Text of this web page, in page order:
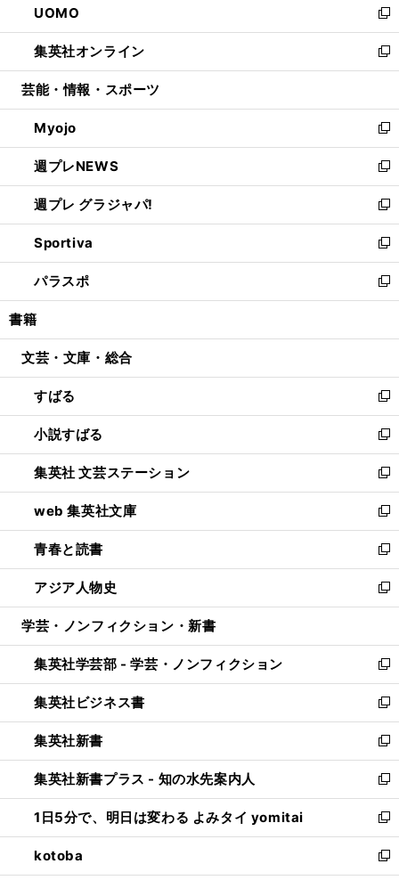
く
で
開
く
ド
ウ
で
開
ィ
ン
ド
ウ
開
く
い
ウ
ィ
ン
ウ
で
開
く
UOMO
新
し
い
ウ
ン
ド
ウ
で
開
く
集英社オンライン
新
し
ウ
ィ
ン
ド
ウ
で
開
く
芸能・情報・スポーツ
Myojo
新
し
い
ウ
ィ
ン
ド
ウ
で
開
週プレNEWS
新
し
い
ウ
ィ
ン
ド
ウ
開
週プレ グラジャパ!
新
し
い
ウ
ィ
ン
ウ
開
く
Sportiva
新
し
い
ウ
ン
ウ
で
開
く
パラスポ
新
し
ウ
ン
ド
ウ
で
開
く
書籍
文芸・文庫・総合
すばる
新
し
い
ウ
ィ
ン
ド
ウ
で
開
く
小説すばる
新
し
い
ウ
ィ
ン
ド
ウ
で
開
集英社 文芸ステーション
新
し
い
ウ
ィ
ン
ド
ウ
開
く
web 集英社文庫
新
し
い
ウ
ィ
ン
ウ
で
開
く
青春と読書
新
し
い
ウ
ン
ド
ウ
で
開
く
アジア人物史
新
し
ウ
ィ
ン
ド
ウ
で
開
く
学芸・ノンフィクション・新書
集英社学芸部 - 学芸・ノンフィクション
新
し
い
ウ
ィ
ン
ド
ウ
で
開
く
集英社ビジネス書
新
し
い
ウ
ィ
ン
ド
ウ
で
開
集英社新書
新
し
い
ウ
ィ
ン
ド
ウ
集英社新書プラス - 知の水先案内人
新
し
い
ウ
ィ
ン
1日5分で、明日は変わる よみタイ yomitai
新
し
い
kotoba
新